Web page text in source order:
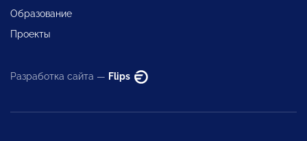
Образование
Проекты
Разработка сайта — Flips